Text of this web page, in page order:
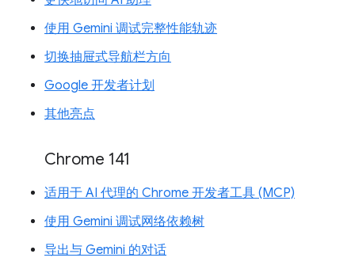
使用 Gemini 调试完整性能轨迹
切换抽屉式导航栏方向
Google 开发者计划
其他亮点
Chrome 141
适用于 AI 代理的 Chrome 开发者工具 (MCP)
使用 Gemini 调试网络依赖树
导出与 Gemini 的对话